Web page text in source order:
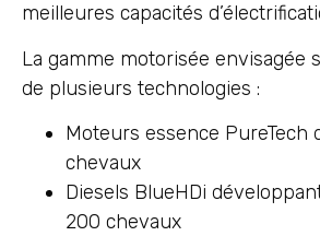
meilleures capacités
La gamme motorisée envisagée
de plusieurs technologies :
Moteurs essence PureTech
chevaux
Diesels BlueHDi
200 chevaux